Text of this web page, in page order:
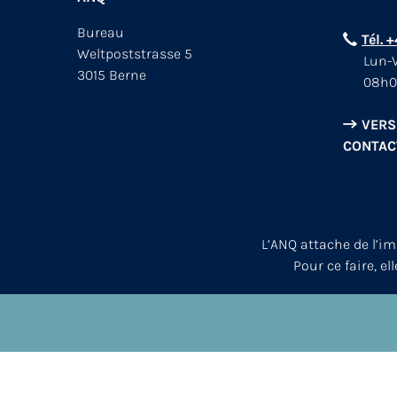
Bureau
Weltpoststrasse 5
3015 Berne
Tél.
Lun-
L’ANQ attache de
Pour ce faire,